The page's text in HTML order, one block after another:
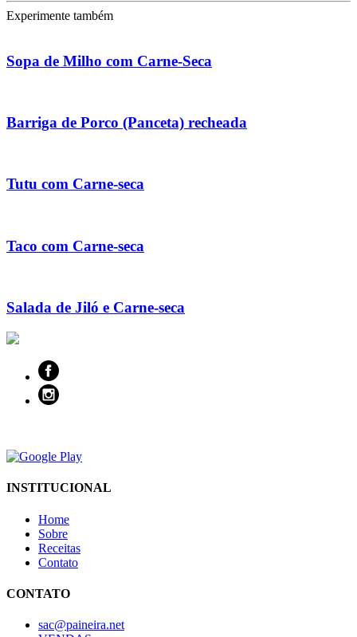
Experimente também
Sopa de Milho com Carne-Seca
Barriga de Porco (Panceta) recheada
Tutu com Carne-seca
Taco com Carne-seca
Salada de Jiló e Carne-seca
INSTITUCIONAL
Home
Sobre
Receitas
Contato
CONTATO
sac@paineira.net